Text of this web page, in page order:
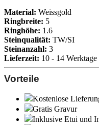
Material: Weissgold
Ringbreite: 5
Ringhöhe: 1.6
Steinqualität: TW/SI
Steinanzahl: 3
Lieferzeit: 10 - 14 Werktage
Vorteile
Kostenlose
Gratis Gravur
Inklusive Etui und